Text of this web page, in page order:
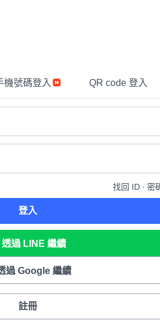
機號碼登入 QR code 登入
找回 ID ∙ 密
登入
透過 LINE 繼續
過 Google 繼續
註冊